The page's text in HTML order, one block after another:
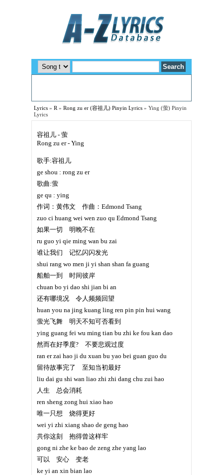
Lyrics » R » Rong zu er (容祖儿) Pinyin Lyrics » Ying (萤) Pinyin
Lyrics
容祖儿 - 萤
Rong zu er - Ying
歌手:容祖儿
ge shou : rong zu er
歌曲:萤
ge qu : ying
作词：黄伟文 作曲：Edmond Tsang
zuo ci huang wei wen zuo qu Edmond Tsang
如果一切 明晚不在
ru guo yi qie ming wan bu zai
谁让我们 记忆闪闪发光
shui rang wo men ji yi shan shan fa guang
船舶一到 时间彼岸
chuan bo yi dao shi jian bi an
还有哪境况 令人频频回望
huan you na jing kuang ling ren pin pin hui wang
萤光飞舞 明天不知可否看到
ying guang fei wu ming tian bu zhi ke fou kan dao
然而在好季度? 不要悲观过度
ran er zai hao ji du xuan bu yao bei guan guo du
留待故事完了 至知当初最好
liu dai gu shi wan liao zhi zhi dang chu zui hao
人生 总会消耗
ren sheng zong hui xiao hao
唯一只想 烧得更好
wei yi zhi xiang shao de geng hao
共你这刻 抱得曾这样牢
gong ni zhe ke bao de zeng zhe yang lao
可以 安心 变老
ke yi an xin bian lao